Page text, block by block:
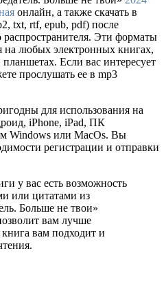
онлайн, а также скачать в
txt, rtf, epub, pdf) после
распространителя. Эти форматы
на любых электронных книгах,
Если вас интересует
прослушать ее в mp3
для использования на
iPhone, iPad, ПК
Windows или MacOs. Вы
регистрации и отправки
у вас есть возможность
или цитатами из
Больше не твои»
вам лучше
книга вам подходит и